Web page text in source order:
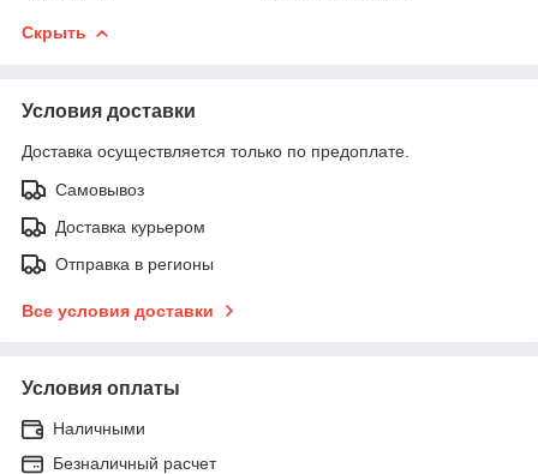
Скрыть
Условия доставки
Доставка осуществляется только по предоплате.
Самовывоз
Доставка курьером
Отправка в регионы
Все условия доставки
Условия оплаты
Наличными
Безналичный расчет